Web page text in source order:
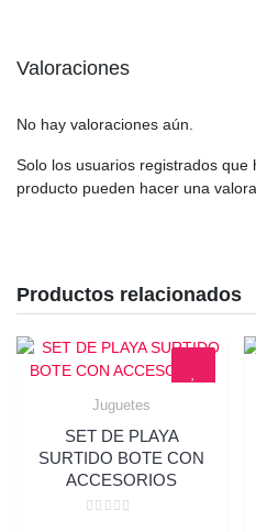
Valoraciones
No hay valoraciones aún.
Solo los usuarios registrados que
producto pueden hacer una
Productos relacionados
Juguetes
SET DE PLAYA
SURTIDO BOTE CON
ACCESORIOS